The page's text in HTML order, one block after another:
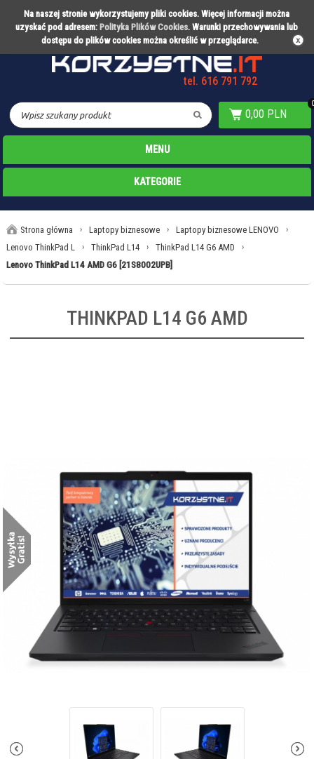
Na naszej stronie wykorzystujemy pliki cookies. Więcej informacji można
uzyskać pod adresem: Polityka Plików Cookies. Warunki przechowywania lub
dostępu do plików cookies można określić w przeglądarce.
Partner technologiczny Warty Poznań
tel. 616 791 792
0,00 PLN
0
MENU
KATEGORIE
Strona główna › Laptopy biznesowe › Laptopy biznesowe LENOVO ›
Lenovo ThinkPad L › ThinkPad L14 › ThinkPad L14 G6 AMD ›
Lenovo ThinkPad L14 AMD G6 [21S8002UPB]
THINKPAD L14 G6 AMD